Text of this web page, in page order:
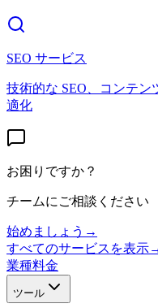
SEO サービス
技術的な SEO、コンテ
適化
お困りですか？
チームにご相談ください
始めましょう →
すべてのサービスを表示
業種料金
ツール